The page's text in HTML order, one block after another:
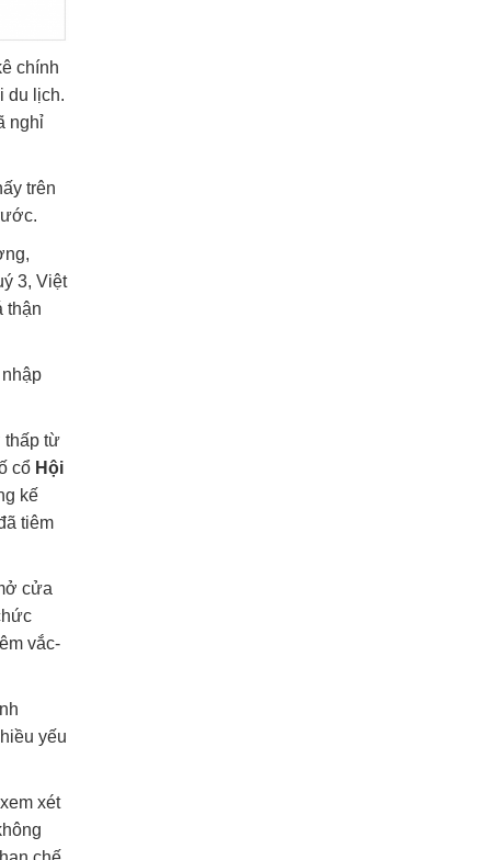
chính
du lịch.
nghỉ
trên
3, Việt
thận
thấp từ
cổ Hội
kế
tiêm
cửa
vắc-
yếu
xét